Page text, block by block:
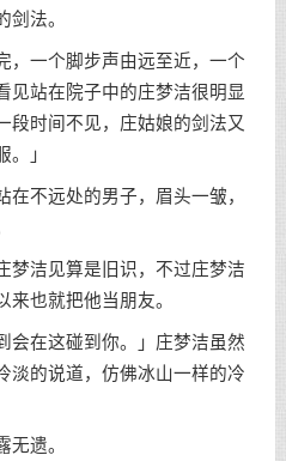
剑法。
一个脚步声由远至近，一个
见站在院子中的庄梦洁很明显
段时间不见，庄姑娘的剑法又
。」
不远处的男子，眉头一皱，
洁见算是旧识，不过庄梦洁
来也就把他当朋友。
在这碰到你。」庄梦洁虽然
淡的说道，仿佛冰山一样的冷
遗。